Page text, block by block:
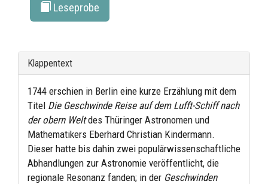
Leseprobe
Klappentext
1744 erschien in Berlin eine kurze Erzählung mit dem
Titel Die Geschwinde Reise auf dem Lufft-Schiff nach
der obern Weltdes Thüringer Astronomen und
Mathematikers Eberhard Christian Kindermann.
Dieser hatte bis dahin zwei populärwissenschaftliche
Abhandlungen zur Astronomie veröffentlicht, die
regionale Resonanz fanden; in der Geschwinden